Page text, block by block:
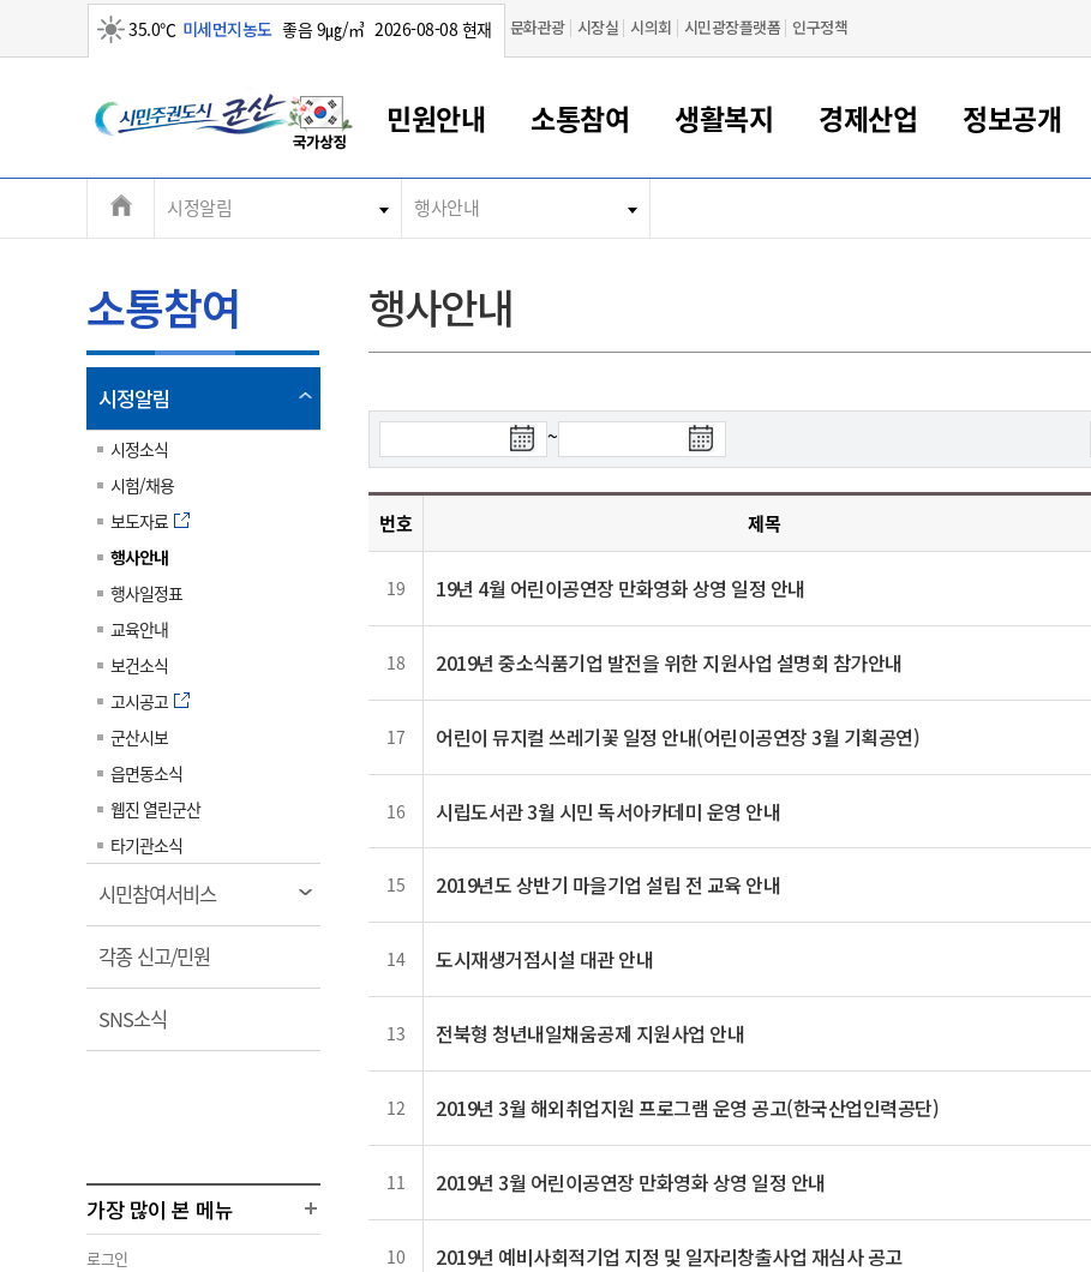
맑음
35.0℃ 미세먼지농도 좋음 9㎍/㎥ 2026-08-08 현재 문화관광 시장실 시의회 시민광장플랫폼 인구정책
시
민
주
권
도
시
군
산
체
민원안내
민원안내
대표전화 063-454-4000
부서 및 담당자 연락처
전화번호안내
찾아오시는길
민원창구안내
민원수수료
종합민원창구
토지정보민원창구
무인민원발급기
저당권 설정/말소 등록
자동차 정기(종합)검사 기
간조회 및 검사예약
어디서나 민원처리제
민원인 후견인제
복합민원 상담예약제
폐업신고 원스톱서비스
납세자 보호관제도
『안심상속』 원스톱 서비
인터넷등기소
위택스
소통참여
소통참여
대표전화 063-454-4000
부서 및 담당자 연락처
전화번호안내
찾아오시는길
시정알림
시험/채용
보도자료
행사일정표
교육안내
보건소식
고시공고
나의민원
칭찬합시다
설문조사
자원봉사참여
생활복지
생활복지
대표전화 063-454-4000
부서 및 담당자 연락처
전화번호안내
찾아오시는길
복지/보건
통합돌봄
주민복지
여성/가족
노인복지
장애인복지
사회서비스(바우처)
학자금대출이자지원
시민정보화교육
부모학교예약시스템
군산어린이시청
수질검사
시외버스/고속버스
주정차단속 문자알림
군산시 무상교통
환경기본정보
미세먼지 대응
석면해체 건축물정보
환경 관련사이트
대형폐기물 배출신고
음식물쓰레기 처리요령
체육
경제산업
경제산업
대표전화 063-454-4000
부서 및 담당자 연락처
전화번호안내
찾아오시는길
군산사랑상품권
상품권 공지사항
상품권 Q&A
판매대행점 조회
지류상품권 재고조회
경제 공지/서식
강소연구개발특구
청년뜰(청년센터/창업센터)
군산시사회적경제지원센터
일자리 지원사업
공장 검색
어업현황
수산물 안전정보
군산수산물 소비촉진행사
군산 특화 수산물
도로/가로등
자전거
부동산 정보
주소/건축/지적/지리정보
조상땅찾기
가스/석유
정보공개
정보공개
대표전화 063-454-4000
부서 및 담당자 연락처
전화번호안내
찾아오시는길
정보공개제도
비공개대상정보
불복구제절차
정보공개서식
2024년도 통계
계약정보공개
입찰/계약정보
위원회 현황
위원회 명단공개
공공데이터 개방
공공데이터 개방
업무추진비공개
군산새만금
대표전화 063-454-4000
부서 및 담당자 연락처
전화번호안내
찾아오시는길
군산에서 시작되는 새만금
군산소개
대표전화 063-454-4000
부서 및 담당자 연락처
전화번호안내
찾아오시는길
군산시 비전
수상현황
행정구역/행정지도
자매결연/국제협력 도시
군산의 상징
부서별 팩스번호
부서소식
시정계획
주요업무
시정백서
예산안내
재정공시
결산보고서
중기지방재정계획
투자심사
예산낭비신고
보조금 부정수급 신고
공유재산
재정용어사전
조례규칙 입법예고
조례규칙 입법예고(구)
법률정보 관련사이트
물가정보
사업체조사
청년통계
체류외국인
군산시 고향사랑기부제
기부자 예우제
기부자 명예의 전당
기금사업
군산시 답례품
고향사랑기부제 소식
군산상품
전북소개
대표전화 063-454-4000
부서 및 담당자 연락처
전화번호안내
찾아오시는길
전북특별자치도 소개
전북특별자치도 용어 Q&A
홍보영상 게시판
시정알림 행사안내
소통참여
시정알림
림
시정소식
시험/채용
보도자료
행사안내
행사일정표
교육안내
보건소식
고시공고
군산시보
읍면동소식
웹진 열린군산
타기관소식
시민참여서비스열
림
각종 신고/민원
림
SNS소식
림
가장 많이 본 메뉴
로그인
행사안내
색
시
작
일
~검
색
종
일
번호 제목
19 19년 4월 어린이공연장 만화영화 상영 일정 안내
18 2019년 중소식품기업 발전을 위한 지원사업 설명회 참가안내
17 어린이 뮤지컬 쓰레기꽃 일정 안내(어린이공연장 3월 기획공연)
16 시립도서관 3월 시민 독서아카데미 운영 안내
15 2019년도 상반기 마을기업 설립 전 교육 안내
14 도시재생거점시설 대관 안내
13 전북형 청년내일채움공제 지원사업 안내
12 2019년 3월 해외취업지원 프로그램 운영 공고(한국산업인력공단)
11 2019년 3월 어린이공연장 만화영화 상영 일정 안내
10 2019년 예비사회적기업 지정 및 일자리창출사업 재심사 공고